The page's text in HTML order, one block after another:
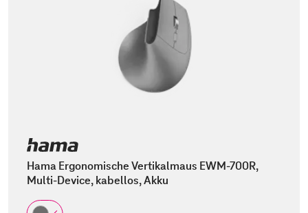
Hama Ergonomische Vertikalmaus EWM-700R,
Multi-Device, kabellos, Akku